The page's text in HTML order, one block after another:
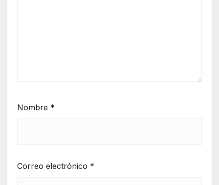
Nombre *
Correo electrónico *